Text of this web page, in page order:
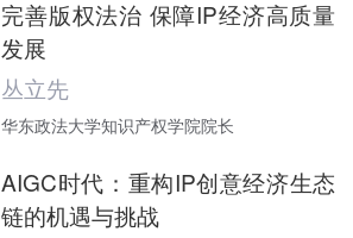
完善版权法治 保障IP经济高质量
发展
丛立先
华东政法大学知识产权学院院长
AIGC时代：重构IP创意经济生态
链的机遇与挑战